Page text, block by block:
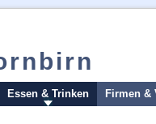
Essen & Trinken Firmen &